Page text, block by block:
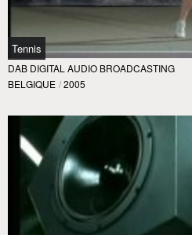
Tennis
DAB DIGITAL AUDIO BROADCASTING
BELGIQUE / 2005